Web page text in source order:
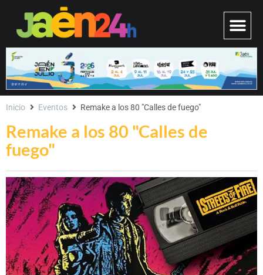
Remake a los 80 "Calles de
fuego"
Inicio Eventos Remake a los 80 "Calles de fuego"